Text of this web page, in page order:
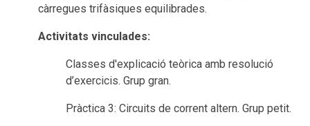
càrregues trifàsiques equilibrades.
Activitats vinculades:
Classes d'explicació teòrica amb resolució
d’exercicis. Grup gran.
Pràctica 3: Circuits de corrent altern. Grup petit.